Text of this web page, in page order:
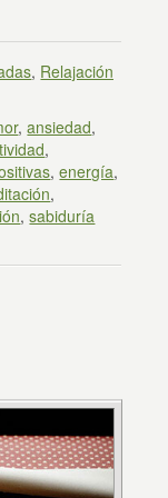
, Relajación
,ansiedad,
,
,energía,
,
,sabiduría